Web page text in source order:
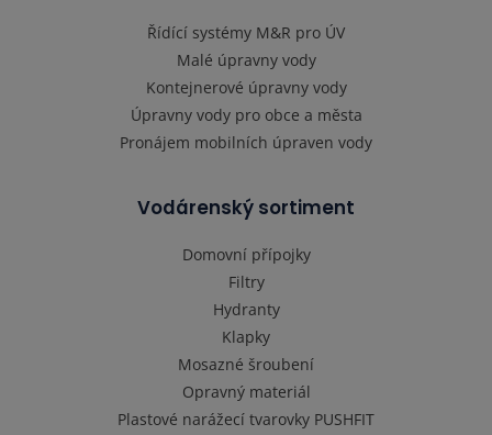
Řídící systémy M&R pro ÚV
Malé úpravny vody
Kontejnerové úpravny vody
Úpravny vody pro obce a města
Pronájem mobilních úpraven vody
Vodárenský sortiment
Domovní přípojky
Filtry
Hydranty
Klapky
Mosazné šroubení
Opravný materiál
Plastové narážecí tvarovky PUSHFIT